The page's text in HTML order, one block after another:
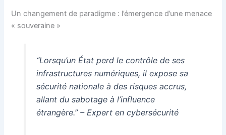
Un changement de paradigme : l’émergence d’une menace
« souveraine »
“Lorsqu’un État perd le contrôle de ses
infrastructures numériques, il expose sa
sécurité nationale à des risques accrus,
allant du sabotage à l’influence
étrangère.” – Expert en cybersécurité